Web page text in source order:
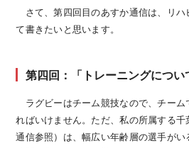
さて、第四回目のあすか通信は、リハ
て書きたいと思います。
第四回：「トレーニングについ
ラグビーはチーム競技なので、チーム
ればいけません。ただ、私の所属する
通信参照）は、幅広い年齢層の選手がい